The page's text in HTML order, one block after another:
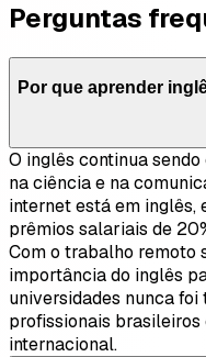
Perguntas
Por que aprender
O inglês continua
na ciência e na
internet está em inglês,
prêmios salariais de
Com o trabalho remoto
importância do inglês
universidades nunca
profissionais
internacional.